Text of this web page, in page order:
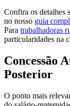
Confira os detalhes
no nosso guia
Para trabalhadoras
particularidades na
Concessão
Posterior
O ponto mais